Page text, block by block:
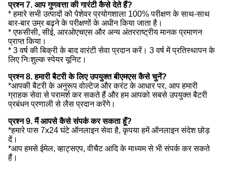
प्रश्न 7. आप गुणवत्ता की गारंटी कैसे देते हैं?
* हमारे सभी उत्पादों को पेशेवर प्रयोगशाला 100% परीक्षण के साथ-साथ
बार-बार उम्र बढ़ने के परीक्षणों के अधीन किया जाता है।
* एफसीसी, सीई, आरओएचएस और अन्य अंतरराष्ट्रीय मानक प्रमाणन
प्राप्त किया।
* 3 वर्ष की बिक्री के बाद वारंटी सेवा प्रदान करें। 3 वर्ष में प्रतिस्थापन के
लिए निःशुल्क स्पेयर यूनिट।
प्रश्न 8. हमारी बैटरी के लिए उपयुक्त बीएमएस कैसे चुनें?
*आपकी बैटरी के अनुरूप वोल्टेज और करंट के आधार पर, आप हमारी
ग्राहक सेवा से परामर्श कर सकते हैं और हम आपको सबसे उपयुक्त बैटरी
प्रबंधन प्रणाली से लैस प्रदान करेंगे।
प्रश्न 9. मैं आपसे कैसे संपर्क कर सकता हूँ?
*हमारे पास 7x24 घंटे ऑनलाइन सेवा है, कृपया हमें ऑनलाइन संदेश छोड़
दें।
*आप हमसे ईमेल, व्हाट्सएप, वीचैट आदि के माध्यम से भी संपर्क कर सकते
हैं।